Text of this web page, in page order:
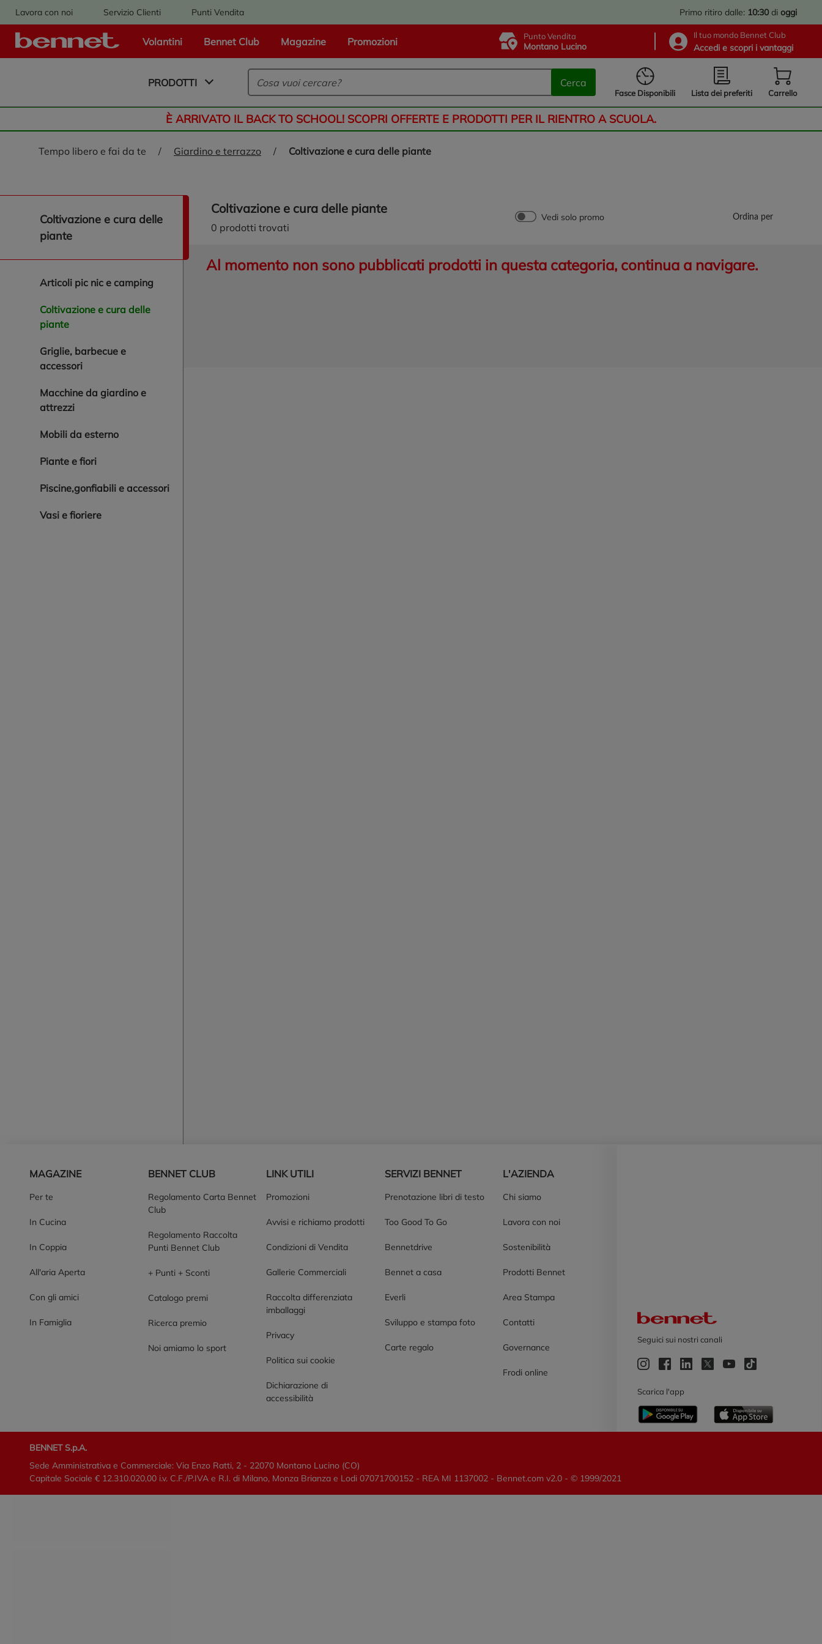
Lavora con noi Servizio Clienti Punti Vendita Primo ritiro dalle: 10:30 di oggi
Volantini Bennet Club Magazine Promozioni Punto Vendita
Montano Lucino
Il tuo mondo Bennet Club
Accedi e scopri i vantaggi
Logo Bennet - Torna alla homepage
PRODOTTI Cerca
Fasce Disponibili Lista dei preferiti Carrello
È ARRIVATO IL BACK TO SCHOOL! SCOPRI OFFERTE E PRODOTTI PER IL RIENTRO A SCUOLA.
tempo libero e fai da te / giardino e terrazzo / coltivazione e cura delle piante
naviga/filtra coltivazione e cura delle piante
coltivazione e cura delle
piante
articoli pic nic e camping
coltivazione e cura delle
piante
griglie, barbecue e
accessori
macchine da giardino e
attrezzi
mobili da esterno
piante e fiori
piscine,gonfiabili e accessori
vasi e fioriere
coltivazione e cura delle piante
0 prodotti trovati
Vedi solo promo Ordina per
Al momento non sono pubblicati prodotti in questa categoria, continua a navigare.
MAGAZINE
Per te
In Cucina
In Coppia
All'aria Aperta
Con gli amici
In Famiglia
BENNET CLUB
Regolamento Carta Bennet
Club
Regolamento Raccolta
Punti Bennet Club
+ Punti + Sconti
Catalogo premi
Ricerca premio
Noi amiamo lo sport
LINK UTILI
Promozioni
Avvisi e richiamo prodotti
Condizioni di Vendita
Gallerie Commerciali
Raccolta differenziata
imballaggi
Privacy
Politica sui cookie
Dichiarazione di
accessibilità
SERVIZI BENNET
Prenotazione libri di testo
Too Good To Go
Bennetdrive
Bennet a casa
Everli
Sviluppo e stampa foto
Carte regalo
L'AZIENDA
Chi siamo
Lavora con noi
Sostenibilità
Prodotti Bennet
Area Stampa
Contatti
Governance
Frodi online
Seguici sui nostri canali
Scarica l'app
BENNET S.p.A.
Sede Amministrativa e Commerciale: Via Enzo Ratti, 2 - 22070 Montano Lucino (CO)
Capitale Sociale € 12.310.020,00 i.v. C.F./P.IVA e R.I. di Milano, Monza Brianza e Lodi 07071700152 - REA MI 1137002 - Bennet.com v2.0 - © 1999/2021